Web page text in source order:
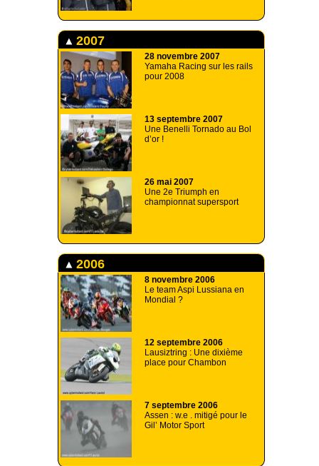
2007
28 novembre 2007
Yamaha Racing sur les rails
pour 2008
13 septembre 2007
Une Benelli Tornado au Bol
d’or !
26 mai 2007
Une 2e Triumph en
championnat supersport
2006
8 novembre 2006
Le team Aspi Lussiana en
Mondial ?
12 septembre 2006
Lausiztring : Une dixième
place pour Chambon
7 septembre 2006
Assen : w.e . mitigé pour le
Gil’ Motor Sport